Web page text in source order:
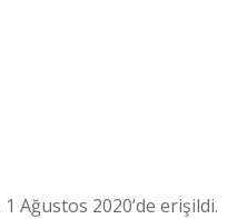
Ağustos 2020’de erişildi.